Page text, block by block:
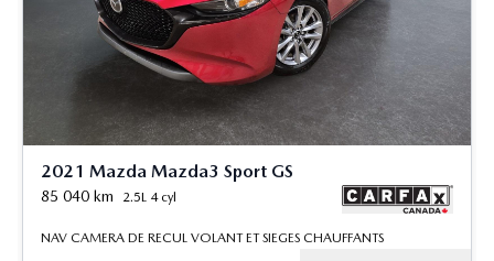
2021 Mazda Mazda3 Sport GS
85 040 km 2.5L 4 cyl
NAV CAMERA DE RECUL VOLANT ET SIEGES CHAUFFANTS